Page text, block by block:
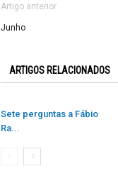
Artigo anterior
Junho
ARTIGOS RELACIONADOS
Sete perguntas a Fábio
Ra...